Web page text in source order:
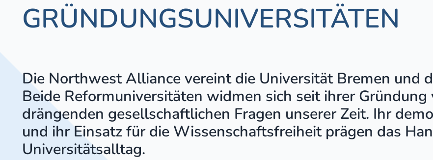
GRÜNDUNGSUNIVERSITÄTEN
Die Northwest Alliance vereint die Universität Bremen und
Beide Reformuniversitäten widmen sich seit ihrer Gründung
drängenden gesellschaftlichen Fragen unserer Zeit. Ihr
und ihr Einsatz für die Wissenschaftsfreiheit prägen das
Universitätsalltag.